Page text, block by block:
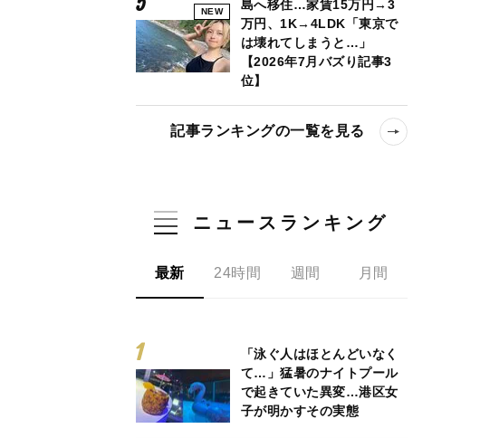
NEW
島へ移住…家賃15万円→3
万円、1K→4LDK「東京で
は壊れてしまうと…」
【2026年7月バズり記事3
位】
記事ランキングの一覧を見る
ニュースランキング
最新 24時間 週間 月間
「泳ぐ人はほとんどいなく
て…」猛暑のナイトプール
で起きていた異変…港区女
子が明かすその実態